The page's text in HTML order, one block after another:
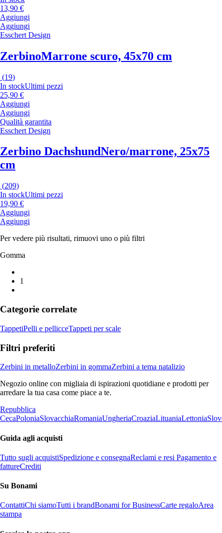
13,90 €
Aggiungi
Aggiungi
Esschert Design
ZerbinoMarrone scuro, 45x70 cm
(19)
In stockUltimi pezzi
25,90 €
Aggiungi
Aggiungi
Qualità garantita
Esschert Design
Zerbino DachshundNero/marrone, 25x75
cm
(209)
In stockUltimi pezzi
19,90 €
Aggiungi
Aggiungi
Per vedere più risultati, rimuovi uno o più filtri
Gomma
1
Categorie correlate
TappetiPelli e pellicceTappeti per scale
Filtri preferiti
Zerbini in metalloZerbini in gommaZerbini a tema natalizio
Negozio online con migliaia di ispirazioni quotidiane e prodotti per
arredare la tua casa come piace a te.
Repubblica
CecaPoloniaSlovacchiaRomaniaUngheriaCroaziaLituaniaLettonia
Guida agli acquisti
Tutto sugli acquistiSpedizione e consegnaReclami e resi Pagamento e
fattureCrediti
Su Bonami
ContattiChi siamoTutti i brandBonami for BusinessCarte regaloArea
stampa